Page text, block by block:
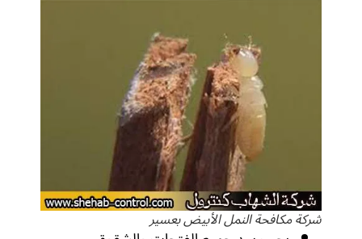
شركة مكافحة النمل الأبيض بعسير